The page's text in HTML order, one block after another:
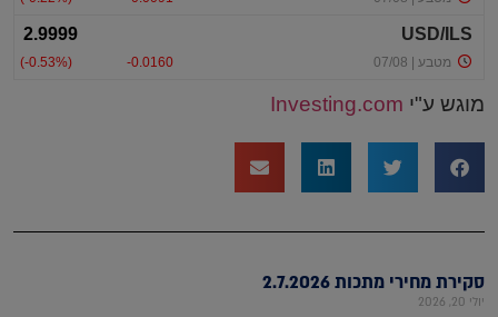
מוגש ע"י Investing.com
סקירת מחירי מתכות 2.7.2026
יולי 20, 2026